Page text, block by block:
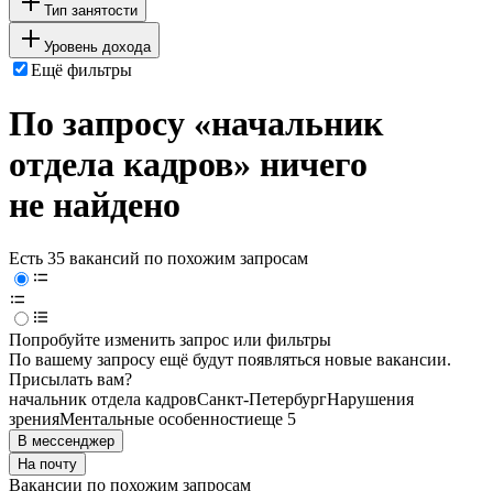
Тип занятости
Уровень дохода
Ещё фильтры
По запросу «начальник
отдела кадров» ничего
не найдено
Есть 35 вакансий по похожим запросам
Попробуйте изменить запрос или фильтры
По вашему запросу ещё будут появляться новые вакансии.
Присылать вам?
начальник отдела кадровСанкт-ПетербургНарушения
зренияМентальные особенностиеще 5
В мессенджер
На почту
Вакансии по похожим запросам